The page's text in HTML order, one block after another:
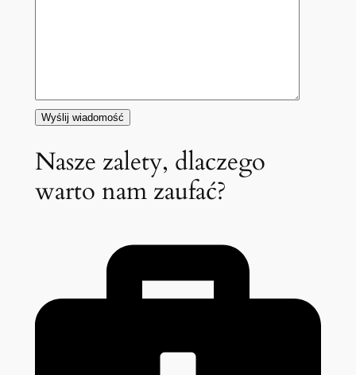
Nasze zalety, dlaczego
warto nam zaufać?